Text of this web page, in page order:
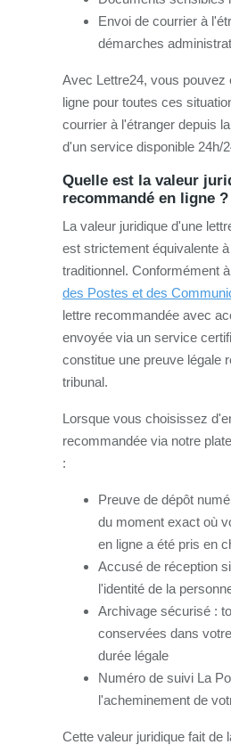
Envoi de courrier à
démarches
Avec Lettre24, vous pouvez
ligne pour toutes ces
courrier à l'étranger depuis
d'un service disponible 24h/
Quelle est la valeur
recommandé en ligne ?
La valeur juridique d'une
est strictement équivalente
traditionnel. Conformément à
des Postes et des
lettre recommandée avec
envoyée via un service
constitue une preuve légale
tribunal.
Lorsque vous choisissez
recommandée via notre
:
Preuve de dépôt
du moment exact où
en ligne a été pris en
Accusé de réception
l'identité de la
Archivage sécurisé :
conservées dans
durée légale
Numéro de suivi La
l'acheminement de
Cette valeur juridique fait de